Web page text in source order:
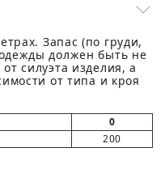
Запас (по груди,
должен быть не
силуэта изделия, а
от типа и кроя
0
200